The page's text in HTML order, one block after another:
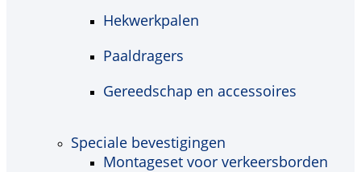
Hekwerkpalen
Paaldragers
Gereedschap en accessoires
Speciale bevestigingen
Montageset voor verkeersborden